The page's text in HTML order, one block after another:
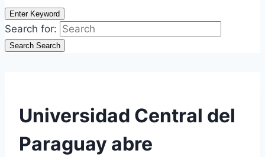
Enter Keyword
Search for:
Search Search
Universidad Central del
Paraguay abre